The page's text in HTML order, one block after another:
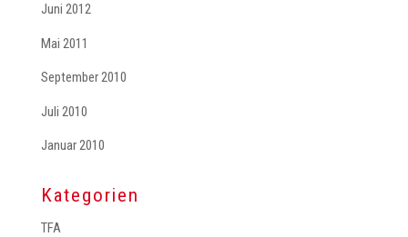
Juni 2012
Mai 2011
September 2010
Juli 2010
Januar 2010
Kategorien
TFA